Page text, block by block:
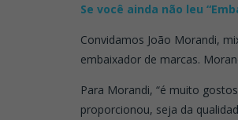
Se você ainda não leu
Convidamos João Morandi,
embaixador de marcas.
Para Morandi, “é muito
proporcionou, seja da